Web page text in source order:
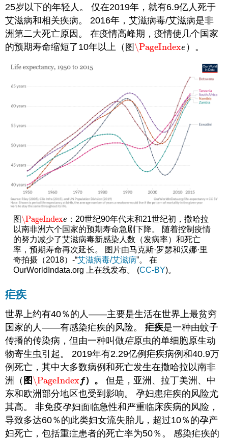
25岁以下的年轻人。 仅在2019年，就有6.9亿人死于
艾滋病和相关疾病。 2016年，艾滋病毒/艾滋病是非
洲第二大死亡原因。 在疫情高峰期，疫情使几个国家
的预期寿命缩短了10年以上（图 \PageIndexe
\PageIndexe ）。
图\PageIndexe
\PageIndexe ：20世纪90年代末和21世纪初，撒哈拉
以南非洲六个国家的预期寿命急剧下降。 随着控制疫情
的努力减少了艾滋病毒新感染人数（发病率）和死亡
率，预期寿命再次延长。 图片由马克斯·罗瑟和汉娜·里
奇拍摄（2018）-“艾滋病毒/艾滋病”。 在
OurWorldIndata.org 上在线发布。 (CC-BY)。
疟疾
世界上约有40％的人——主要是生活在世界上最贫穷
国家的人——有感染疟疾的风险。疟疾是一种由蚊子
传播的传染病，但由一种叫做疟原虫的单细胞原生动
物寄生虫引起。 2019年有2.29亿例疟疾病例和40.9万
例死亡，其中大多数病例和死亡发生在撒哈拉以南非
洲（ 图 \PageIndexf
\PageIndexf ）。但是，亚洲、拉丁美洲、中
东和欧洲部分地区也受到影响。 孕妇患疟疾的风险尤
其高。 非免疫孕妇面临急性和严重临床疾病的风险，
导致多达60％的此类妇女流失胎儿，超过10％的孕产
妇死亡，包括重症患者的死亡率为50％。 感染疟疾的